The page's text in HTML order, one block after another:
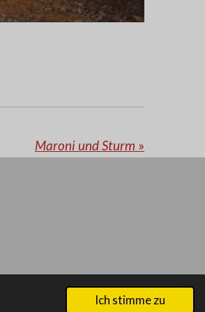
Ich stimme zu
Maroni und Sturm »